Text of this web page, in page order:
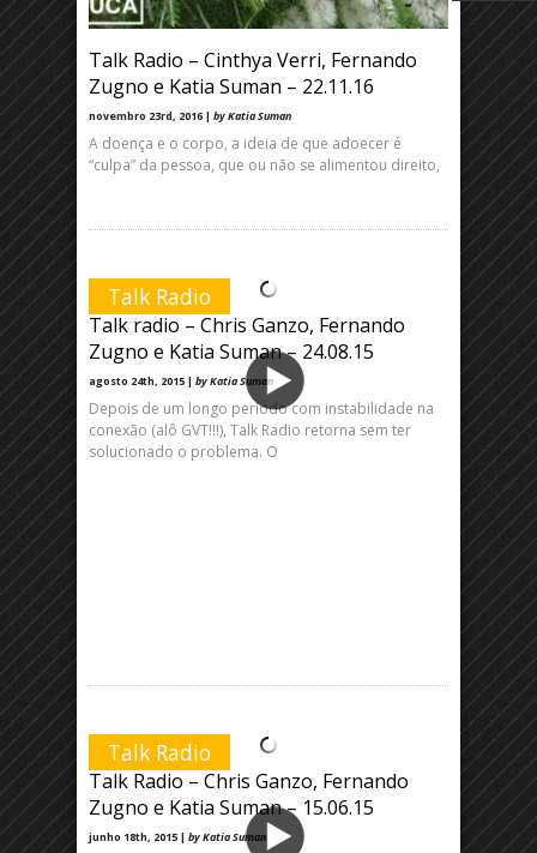
Talk Radio – Cinthya Verri, Fernando
Zugno e Katia Suman – 22.11.16
novembro 23rd, 2016 | by Katia Suman
A doença e o corpo, a ideia de que adoecer é
“culpa” da pessoa, que ou não se alimentou direito,
Talk Radio
Talk radio – Chris Ganzo, Fernando
Zugno e Katia Suman – 24.08.15
agosto 24th, 2015 | by Katia Suman
Depois de um longo período com instabilidade na
conexão (alô GVT!!!), Talk Radio retorna sem ter
solucionado o problema. O
Talk Radio
Talk Radio – Chris Ganzo, Fernando
Zugno e Katia Suman – 15.06.15
junho 18th, 2015 | by Katia Suman